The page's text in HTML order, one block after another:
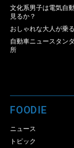
文化系男子は電気自
見るか？
おしゃれな大人が乗
自動車ニュースタン
所
FOODIE
ニュース
トピック